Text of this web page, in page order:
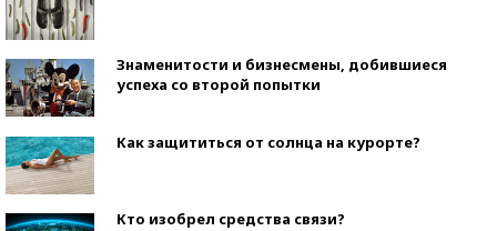
Знаменитости и бизнесмены, добившиеся
успеха со второй попытки
Как защититься от солнца на курорте?
Кто изобрел средства связи?